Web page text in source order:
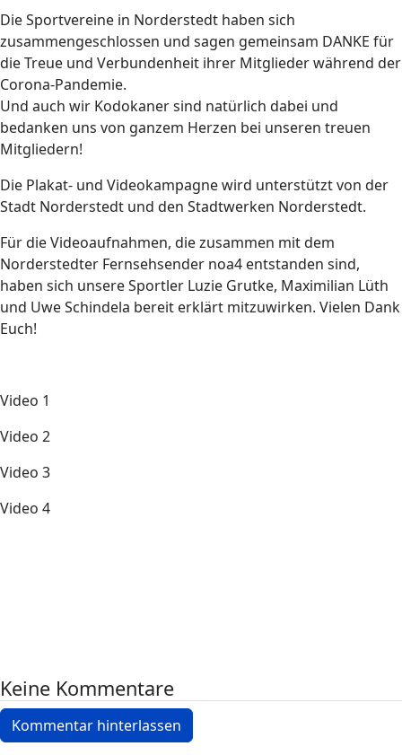
Die Sportvereine in Norderstedt haben sich
zusammengeschlossen und sagen gemeinsam DANKE für
die Treue und Verbundenheit ihrer Mitglieder während der
Corona-Pandemie.
Und auch wir Kodokaner sind natürlich dabei und
bedanken uns von ganzem Herzen bei unseren treuen
Mitgliedern!
Die Plakat- und Videokampagne wird unterstützt von der
Stadt Norderstedt und den Stadtwerken Norderstedt.
Für die Videoaufnahmen, die zusammen mit dem
Norderstedter Fernsehsender noa4 entstanden sind,
haben sich unsere Sportler Luzie Grutke, Maximilian Lüth
und Uwe Schindela bereit erklärt mitzuwirken. Vielen Dank
Euch!
Video 1
Video 2
Video 3
Video 4
Keine Kommentare
Kommentar hinterlassen